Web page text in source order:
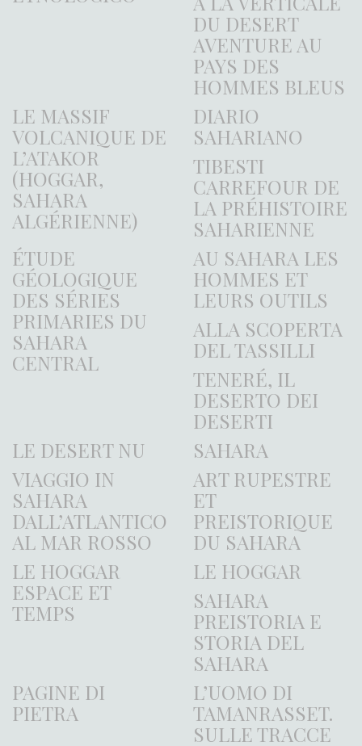
DU DESERT
AVENTURE AU
PAYS DES
HOMMES BLEUS
LE MASSIF
VOLCANIQUE DE
L’ATAKOR
(HOGGAR,
SAHARA
ALGÉRIENNE)
DIARIO
SAHARIANO
TIBESTI
CARREFOUR DE
LA PRÉHISTOIRE
SAHARIENNE
ÉTUDE
GÉOLOGIQUE
DES SÉRIES
PRIMARIES DU
SAHARA
CENTRAL
AU SAHARA LES
HOMMES ET
LEURS OUTILS
ALLA SCOPERTA
DEL TASSILLI
TENERÉ, IL
DESERTO DEI
DESERTI
LE DESERT NU
SAHARA
VIAGGIO IN
SAHARA
DALL’ATLANTICO
AL MAR ROSSO
ART RUPESTRE
ET
PREISTORIQUE
DU SAHARA
LE HOGGAR
ESPACE ET
TEMPS
LE HOGGAR
SAHARA
PREISTORIA E
STORIA DEL
SAHARA
PAGINE DI
PIETRA
L’UOMO DI
TAMANRASSET.
SULLE TRACCE